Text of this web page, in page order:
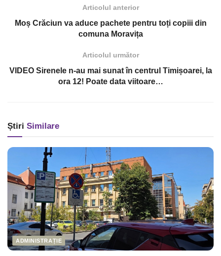
Articolul anterior
Moș Crăciun va aduce pachete pentru toți copiii din
comuna Moravița
Articolul următor
VIDEO Sirenele n-au mai sunat în centrul Timișoarei, la
ora 12! Poate data viitoare…
Știri Similare
ADMINISTRAȚIE